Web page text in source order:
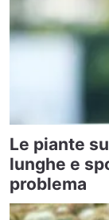
Le piante
lunghe e
problema